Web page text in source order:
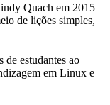
Quach em 2015
de lições simples,
estudantes ao
em Linux e